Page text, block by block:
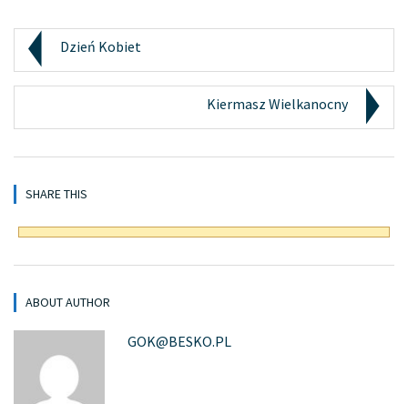
Dzień Kobiet
Kiermasz Wielkanocny
SHARE THIS
ABOUT AUTHOR
GOK@BESKO.PL